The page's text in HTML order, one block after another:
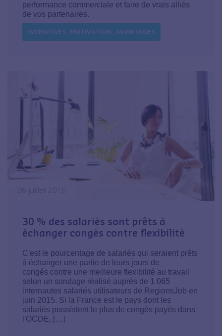
performance commerciale et faire de vrais alliés
de vos partenaires.
INCENTIVES, MOTIVATION, AVANTAGES
26 juillet 2016
30 % des salariés sont prêts à
échanger congés contre flexibilité
C'est le pourcentage de salariés qui seraient prêts
à échanger une partie de leurs jours de
congés contre une meilleure flexibilité au travail
selon un sondage réalisé auprès de 1 065
internautes salariés utilisateurs de RegionsJob en
juin 2015. Si la France est le pays dont les
salariés possèdent le plus de congés payés dans
l'OCDE, […]